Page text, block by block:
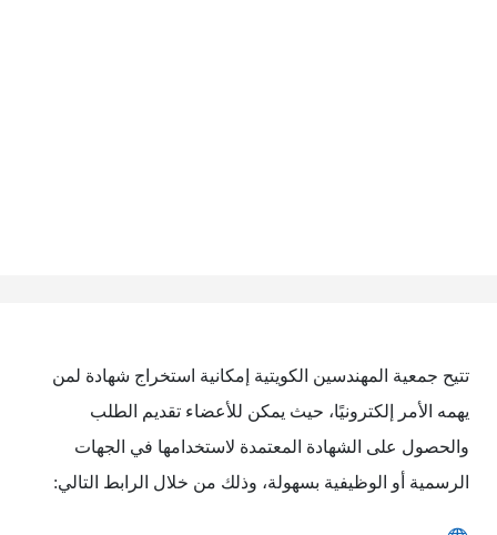
تتيح جمعية المهندسين الكويتية إمكانية استخراج شهادة لمن
يهمه الأمر إلكترونيًا، حيث يمكن للأعضاء تقديم الطلب
والحصول على الشهادة المعتمدة لاستخدامها في الجهات
الرسمية أو الوظيفية بسهولة، وذلك من خلال الرابط التالي: